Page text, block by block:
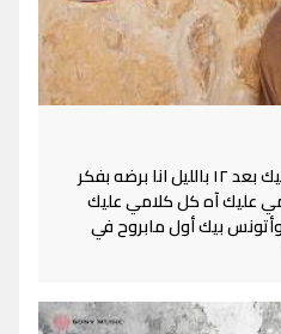
قبل ١٢ بالليل انا ببقى بفكر فيك بعد ١٢ بالليل انا برضه بفكر
انا كل كلامي عليك آه كل كلامي عليك
بيك أول مابروح في